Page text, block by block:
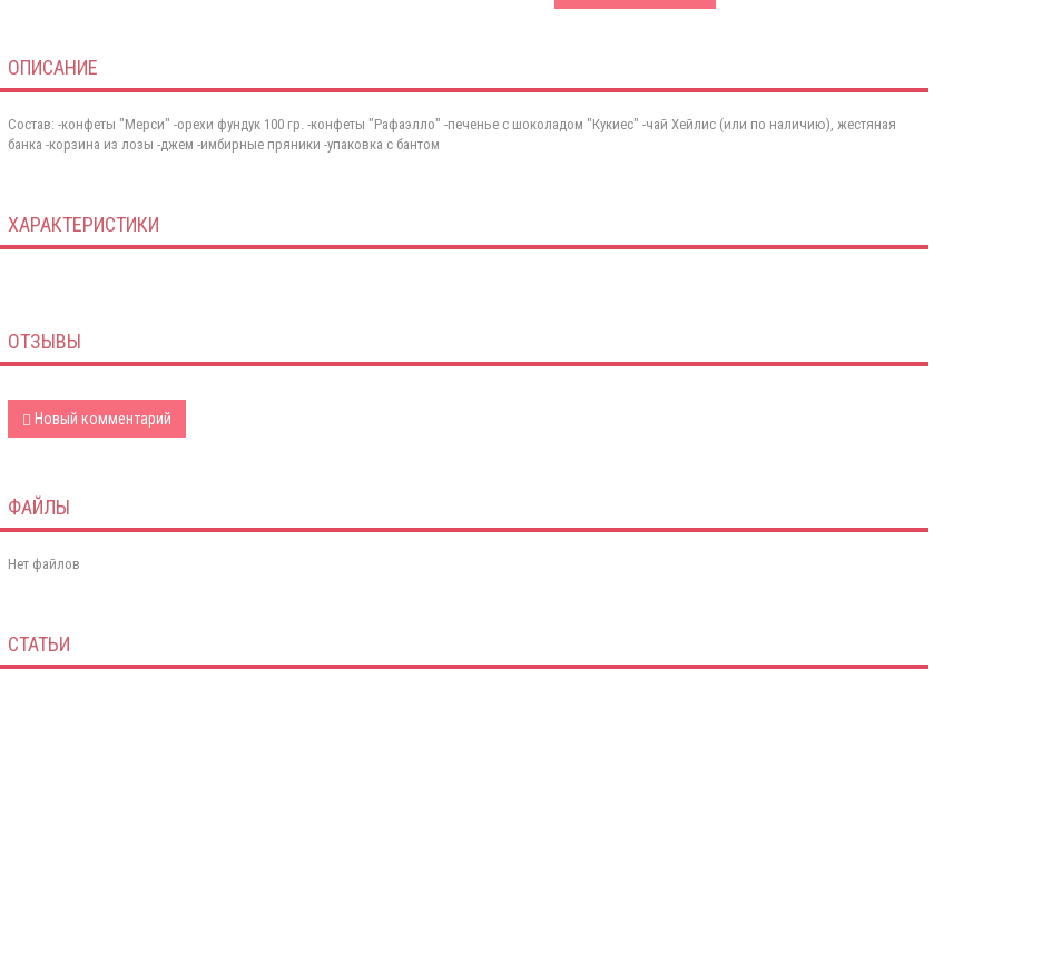
ОПИСАНИЕ
Состав: -конфеты "Мерси" -орехи фундук 100 гр. -конфеты "Рафаэлло" -печенье с шоколадом "Кукиес" -чай Хейлис (или по наличию), жестяная
банка -корзина из лозы -джем -имбирные пряники -упаковка с бантом
ХАРАКТЕРИСТИКИ
ОТЗЫВЫ
Новый комментарий
ФАЙЛЫ
Нет файлов
СТАТЬИ